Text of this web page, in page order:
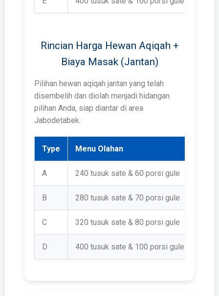
Rincian Harga Hewan Aqiqah +
Biaya Masak (Jantan)
Pilihan hewan aqiqah jantan yang telah
disembelih dan diolah menjadi hidangan
pilihan Anda, siap diantar di area
Jabodetabek.
Type Menu Olahan
A 240 tusuk sate & 60 porsi gule
B 280 tusuk sate & 70 porsi gule
C 320 tusuk sate & 80 porsi gule
D 400 tusuk sate & 100 porsi gule